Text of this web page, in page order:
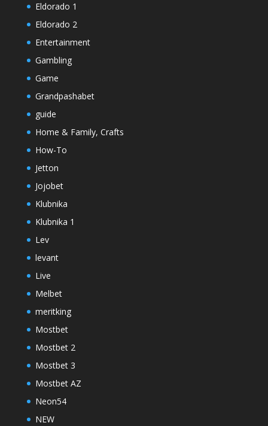
Eldorado 1
Eldorado 2
Entertainment
Gambling
Game
Grandpashabet
guide
Home & Family, Crafts
How-To
Jetton
Jojobet
Klubnika
Klubnika 1
Lev
levant
Live
Melbet
meritking
Mostbet
Mostbet 2
Mostbet 3
Mostbet AZ
Neon54
NEW